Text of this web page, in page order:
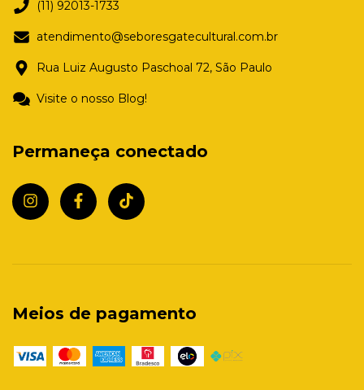
(11) 92013-1733
atendimento@seboresgatecultural.com.br
Rua Luiz Augusto Paschoal 72, São Paulo
Visite o nosso Blog!
Permaneça conectado
Meios de pagamento